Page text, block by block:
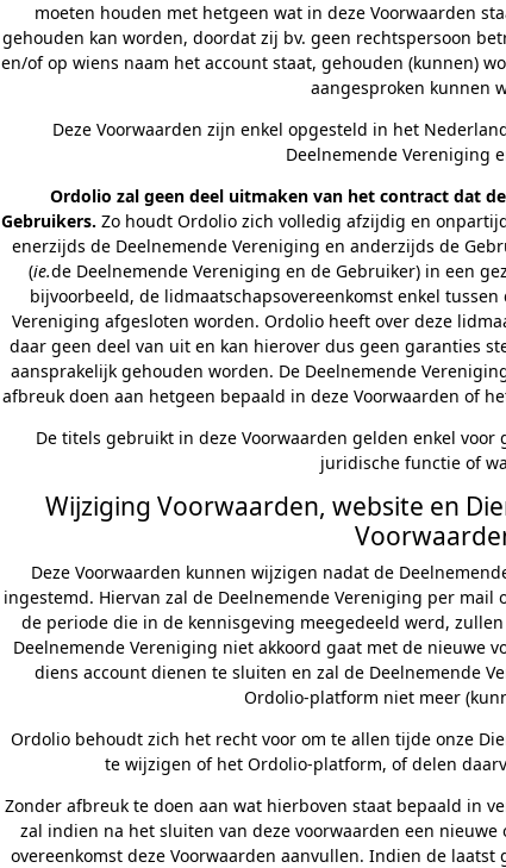
moeten houden met hetgeen wat in deze Voorwaarden
gehouden kan worden, doordat zij bv. geen rechtspersoon
en/of op wiens naam het account staat, gehouden (kunnen)
aangesproken kunnen
Deze Voorwaarden zijn enkel opgesteld in het
Deelnemende Vereniging
Ordolio zal geen deel uitmaken van het contract dat
Gebruikers. Zo houdt Ordolio zich volledig afzijdig en
enerzijds de Deelnemende Vereniging en anderzijds de
(ie.de Deelnemende Vereniging en de Gebruiker) in een
bijvoorbeeld, de lidmaatschapsovereenkomst enkel
Vereniging afgesloten worden. Ordolio heeft over deze
daar geen deel van uit en kan hierover dus geen garanties
aansprakelijk gehouden worden. De Deelnemende
afbreuk doen aan hetgeen bepaald in deze Voorwaarden of
De titels gebruikt in deze Voorwaarden gelden enkel
juridische functie of
Wijziging Voorwaarden, website en
Deze Voorwaarden kunnen wijzigen nadat de
ingestemd. Hiervan zal de Deelnemende Vereniging per mail
de periode die in de kennisgeving meegedeeld werd,
Deelnemende Vereniging niet akkoord gaat met de nieuwe
diens account dienen te sluiten en zal de Deelnemende
Ordolio-platform niet meer
Ordolio behoudt zich het recht voor om te allen tijde onze
te wijzigen of het Ordolio-platform, of delen
Zonder afbreuk te doen aan wat hierboven staat bepaald in
zal indien na het sluiten van deze voorwaarden een
overeenkomst deze Voorwaarden aanvullen. Indien de